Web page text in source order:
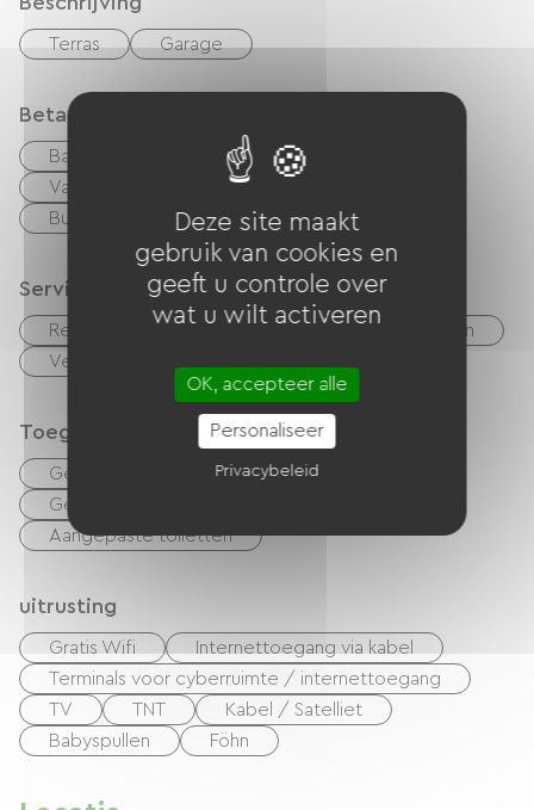
Terras Garage
Betaalmethoden
Bankkaart checks
Vakantiebonnen (ANCV)
Buitenlandse valuta
Services
Restaurant
Huisdieren toegelaten
Vergaderzaal
Toegankelijkheid
Geschikte accommodatie
Geschikte parkeerplaats
Aangepaste toiletten
uitrusting
Gratis Wifi
Internettoegang via kabel
Terminals voor cyberruimte / internettoegang
TV
TNT
Kabel / Satelliet
Babyspullen
Föhn
Deze site maakt
gebruik van cookies en
geeft u controle over
wat u wilt activeren
OK, accepteer alle
Personaliseer
Privacybeleid